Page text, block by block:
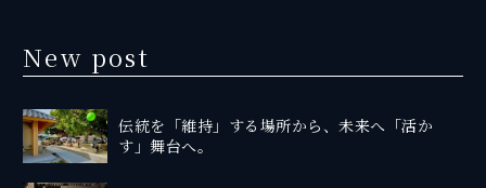
New post
伝統を「維持」する場所から、未来へ「活か
す」舞台へ。